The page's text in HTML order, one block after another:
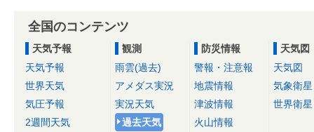
全国のコンテンツ
天気予報
天気予報
世界天気
気圧予報
2週間天気
観測
雨雲(過去)
アメダス実況
実況天気
過去天気
防災情報
警報・注意報
地震情報
津波情報
火山情報
天気図
天気図
気象衛星
世界衛星